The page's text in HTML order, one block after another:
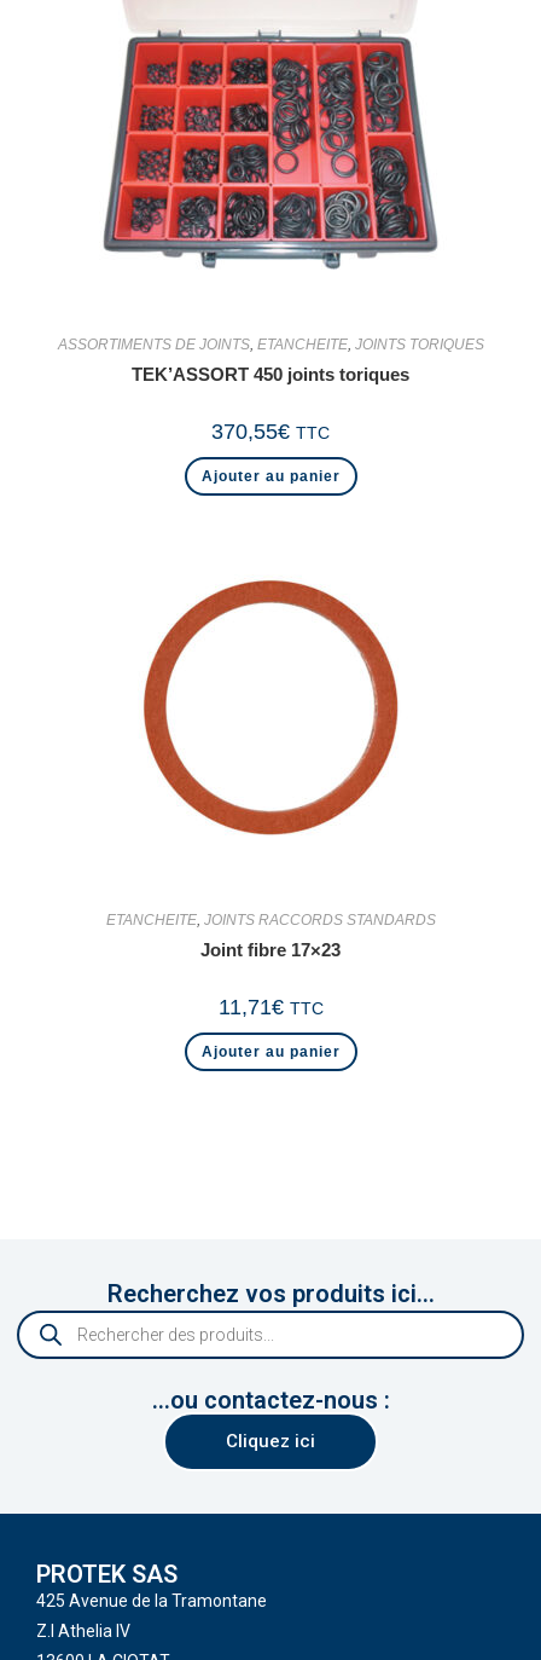
ASSORTIMENTS DE JOINTS, ETANCHEITE, JOINTS TORIQUES
TEK’ASSORT 450 joints toriques
370,55€ TTC
Ajouter au panier
ETANCHEITE, JOINTS RACCORDS STANDARDS
Joint fibre 17×23
11,71€ TTC
Ajouter au panier
Recherchez vos produits ici...
...ou contactez-nous :
Cliquez ici
PROTEK SAS
425 Avenue de la Tramontane
Z.I Athelia IV